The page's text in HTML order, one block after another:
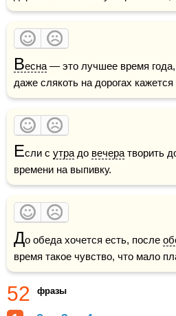
Весна — это лучшее время
даже слякоть на дорогах кажется
Если с утра до вечера творить
времени на выпивку.
До обеда хочется есть, после
время такое чувство, что мало
52 фразы